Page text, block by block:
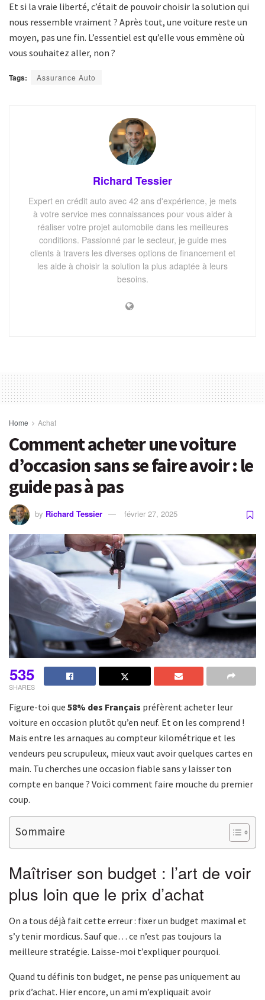
Et si la vraie liberté, c’était de pouvoir choisir la solution qui
nous ressemble vraiment ? Après tout, une voiture reste un
moyen, pas une fin. L’essentiel est qu’elle vous emmène où
vous souhaitez aller, non ?
Tags: Assurance Auto
Richard Tessier
Expert en crédit auto avec 42 ans d'expérience, je mets
à votre service mes connaissances pour vous aider à
réaliser votre projet automobile dans les meilleures
conditions. Passionné par le secteur, je guide mes
clients à travers les diverses options de financement et
les aide à choisir la solution la plus adaptée à leurs
besoins.
Home Achat
Comment acheter une voiture
d’occasion sans se faire avoir : le
guide pas à pas
by Richard Tessier février 27, 2025
535
SHARES
Figure-toi que 58% des Français préfèrent acheter leur
voiture en occasion plutôt qu’en neuf. Et on les comprend !
Mais entre les arnaques au compteur kilométrique et les
vendeurs peu scrupuleux, mieux vaut avoir quelques cartes en
main. Tu cherches une occasion fiable sans y laisser ton
compte en banque ? Voici comment faire mouche du premier
coup.
Sommaire
Maîtriser son budget : l’art de voir
plus loin que le prix d’achat
On a tous déjà fait cette erreur : fixer un budget maximal et
s’y tenir mordicus. Sauf que… ce n’est pas toujours la
meilleure stratégie. Laisse-moi t’expliquer pourquoi.
Quand tu définis ton budget, ne pense pas uniquement au
prix d’achat. Hier encore, un ami m’expliquait avoir